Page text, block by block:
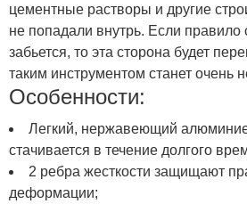
цементные растворы и другие
не попадали внутрь. Если правило
забьется, то эта сторона будет
таким инструментом станет очень
Особенности:
Легкий, нержавеющий
стачивается в течение долгого
2 ребра жесткости защищают
деформации;